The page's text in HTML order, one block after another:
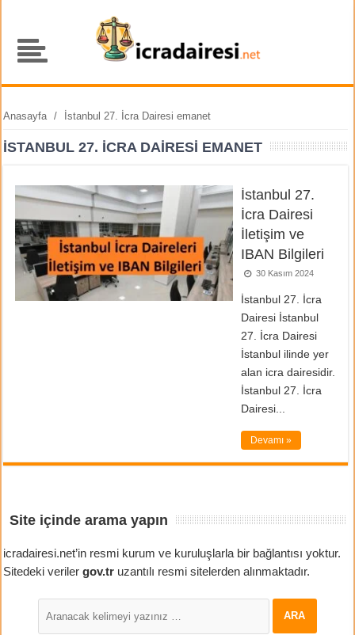
Anasayfa / İstanbul 27. İcra Dairesi emanet
İSTANBUL 27. İCRA DAIRESI EMANET
İstanbul 27.
İcra Dairesi
İletişim ve
IBAN Bilgileri
30 Kasım 2024
İstanbul 27. İcra
Dairesi İstanbul
27. İcra Dairesi
İstanbul ilinde yer
alan icra dairesidir.
İstanbul 27. İcra
Dairesi...
Devamı »
Site içinde arama yapın
icradairesi.net’in resmi kurum ve kuruluşlarla bir bağlantısı yoktur.
Sitedeki verilergov.tr uzantılı resmi sitelerden alınmaktadır.